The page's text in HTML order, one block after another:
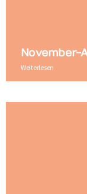
November-
Weiterlesen